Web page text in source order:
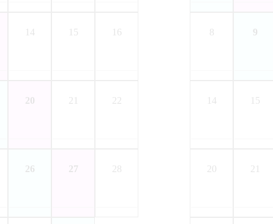
14 15 16
20 21 22
26 27 28
8 9
14 15
20 21